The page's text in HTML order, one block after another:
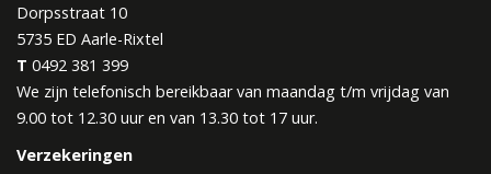
Dorpsstraat 10
5735 ED Aarle-Rixtel
T 0492 381 399
We zijn telefonisch bereikbaar van maandag t/m vrijdag van
9.00 tot 12.30 uur en van 13.30 tot 17 uur.
Verzekeringen